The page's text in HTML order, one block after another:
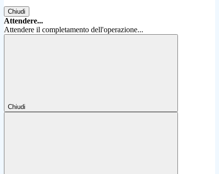
Chiudi
Attendere...
Attendere il completamento dell'operazione...
Chiudi